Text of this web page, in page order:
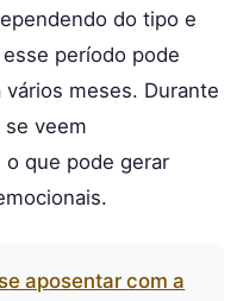
do tipo e
período pode
meses. Durante
veem
o que pode gerar
aposentar com a